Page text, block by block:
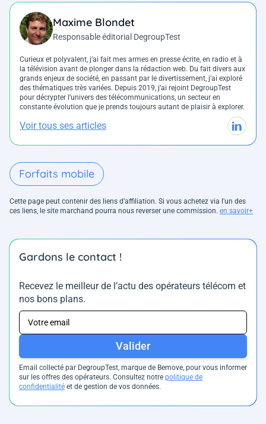
Maxime Blondet
Responsable éditorial DegroupTest
Curieux et polyvalent, j’ai fait mes armes en presse écrite, en radio et à
la télévision avant de plonger dans la rédaction web. Du fait divers aux
grands enjeux de société, en passant par le divertissement, j’ai exploré
des thématiques très variées. Depuis 2019, j’ai rejoint DegroupTest
pour décrypter l’univers des télécommunications, un secteur en
constante évolution que je prends toujours autant de plaisir à explorer.
Voir tous ses articles
Forfaits mobile
Cette page peut contenir des liens d’affiliation. Si vous achetez via l'un des
ces liens, le site marchand pourra nous reverser une commission. en savoir+
Gardons le contact !
Recevez le meilleur de l’actu des opérateurs télécom et
nos bons plans.
Valider
Email collecté par DegroupTest, marque de Bemove, pour vous informer
sur les offres des opérateurs. Consultez notre politique de
confidentialité et de gestion de vos données.